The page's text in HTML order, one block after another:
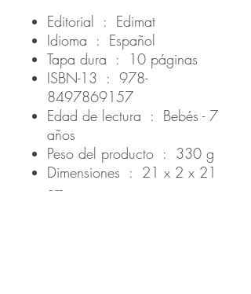
Editorial ‏ : ‎ Edimat
Idioma ‏ : ‎ Español
Tapa dura ‏ : ‎ 10 páginas
ISBN-13 ‏ : ‎ 978-
8497869157
Edad de lectura ‏ : ‎ Bebés - 7
años
Peso del producto ‏ : ‎ 330 g
Dimensiones ‏ : ‎ 21 x 2 x 21
cm